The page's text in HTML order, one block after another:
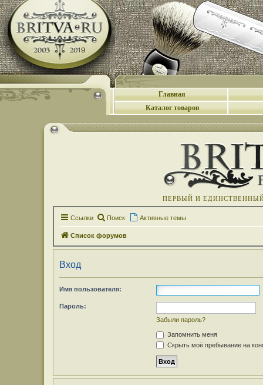
Главная
Каталог товаров
ПЕРВЫЙ И
Ссылки Поиск Активные темы
Список форумов
Вход
Имя пользователя:
Пароль:
Забыли пароль?
Запомнить меня
Скрыть моё пребывание на